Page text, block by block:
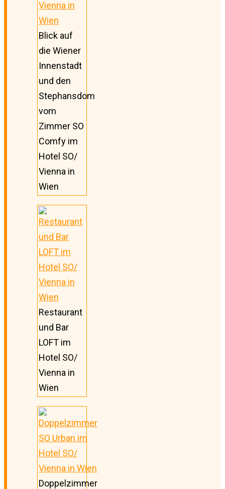
Blick auf
die Wiener
Innenstadt
und den
Stephansdom
vom
Zimmer SO
Comfy im
Hotel SO/
Vienna in
Wien
Restaurant
und Bar
LOFT im
Hotel SO/
Vienna in
Wien
Doppelzimmer